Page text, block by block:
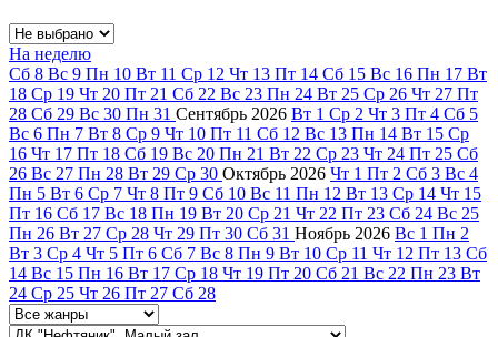
На неделю
Сб 8 Вс 9 Пн 10 Вт 11 Ср 12 Чт 13 Пт 14 Сб 15 Вс 16 Пн 17 Вт
18 Ср 19 Чт 20 Пт 21 Сб 22 Вс 23 Пн 24 Вт 25 Ср 26 Чт 27 Пт
28 Сб 29 Вс 30 Пн 31 Сентябрь 2026 Вт 1 Ср 2 Чт 3 Пт 4 Сб 5
Вс 6 Пн 7 Вт 8 Ср 9 Чт 10 Пт 11 Сб 12 Вс 13 Пн 14 Вт 15 Ср
16 Чт 17 Пт 18 Сб 19 Вс 20 Пн 21 Вт 22 Ср 23 Чт 24 Пт 25 Сб
26 Вс 27 Пн 28 Вт 29 Ср 30 Октябрь 2026 Чт 1 Пт 2 Сб 3 Вс 4
Пн 5 Вт 6 Ср 7 Чт 8 Пт 9 Сб 10 Вс 11 Пн 12 Вт 13 Ср 14 Чт 15
Пт 16 Сб 17 Вс 18 Пн 19 Вт 20 Ср 21 Чт 22 Пт 23 Сб 24 Вс 25
Пн 26 Вт 27 Ср 28 Чт 29 Пт 30 Сб 31 Ноябрь 2026 Вс 1 Пн 2
Вт 3 Ср 4 Чт 5 Пт 6 Сб 7 Вс 8 Пн 9 Вт 10 Ср 11 Чт 12 Пт 13 Сб
14 Вс 15 Пн 16 Вт 17 Ср 18 Чт 19 Пт 20 Сб 21 Вс 22 Пн 23 Вт
24 Ср 25 Чт 26 Пт 27 Сб 28